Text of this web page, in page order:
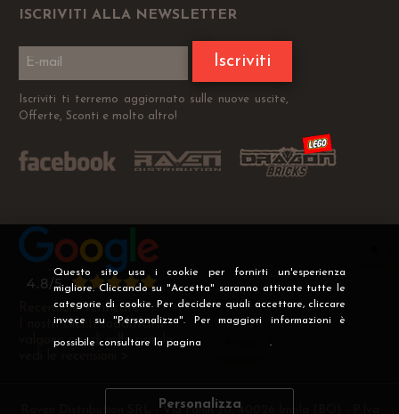
Questo sito usa i cookie per fornirti un'esperienza
migliore. Cliccando su "Accetta" saranno attivate tutte le
categorie di cookie. Per decidere quali accettare, cliccare
invece su "Personalizza". Per maggiori informazioni è
possibile consultare la pagina .
Personalizza
ISCRIVITI ALLA NEWSLETTER
Iscriviti
Iscriviti ti terremo aggiornato sulle nuove uscite,
Offerte, Sconti e molto altro!
Recensioni Verificate
I nostri clienti soddisfatti
valgono più di mille parole
Raven Distribution SRL - Via Fanin 30, 40026 Imola (BO) - P.Iva